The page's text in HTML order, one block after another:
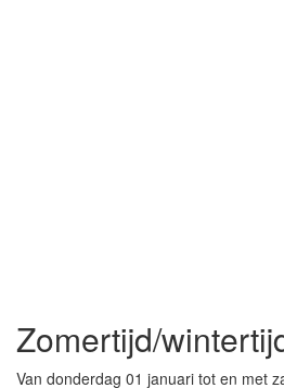
Zomertijd/
Van donderdag 01 januari tot en met